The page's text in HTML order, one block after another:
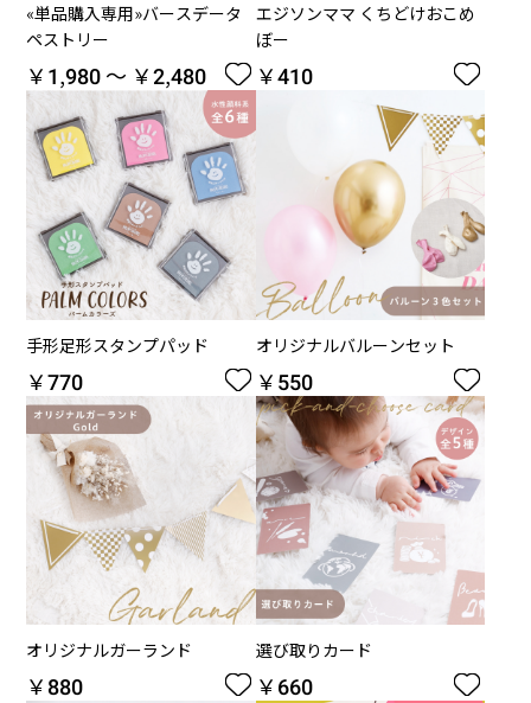
«単品購入専用»バースデータ
ペストリー
￥1,980 ～ ￥2,480 
エジソンママ くちどけおこめ
ぼー
￥410 
手形足形スタンプパッド
￥770 
オリジナルバルーンセット
￥550 
オリジナルガーランド
￥880 
選び取りカード
￥660 